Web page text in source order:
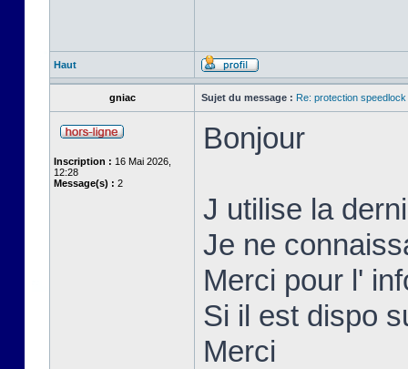
Haut
gniac Sujet du message : Re: protection
Inscription : 16 Mai 2026,
12:28
Message(s) : 2
Bonjour
J utilise la
Je ne
Merci pour l'
Si il est dispo
Merci